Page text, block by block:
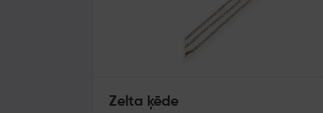
Zelta ķēde